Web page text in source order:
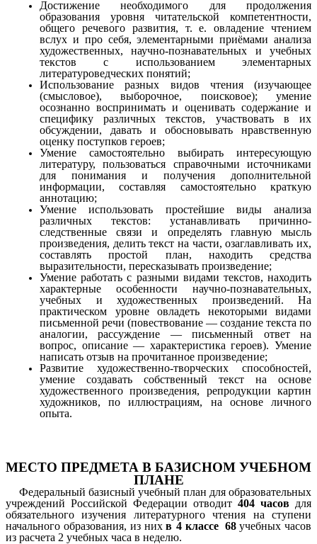
Достижение необходимого для продолжения
образования уровня читательской компетентности,
общего речевого развития, т. е. овладение чтением
вслух и про себя, элементарными приёмами анализа
художественных, научно-познавательных и учебных
текстов с использованием элементарных
литературоведческих понятий;
Использование разных видов чтения (изучающее
(смысловое), выборочное, поисковое); умение
осознанно воспринимать и оценивать содержание и
специфику различных текстов, участвовать в их
обсуждении, давать и обосновывать нравственную
оценку поступков героев;
Умение самостоятельно выбирать интересующую
литературу, пользоваться справочными источниками
для понимания и получения дополнительной
информации, составляя самостоятельно краткую
аннотацию;
Умение использовать простейшие виды анализа
различных текстов: устанавливать причинно-
следственные связи и определять главную мысль
произведения, делить текст на части, озаглавливать их,
составлять простой план, находить средства
выразительности, пересказывать произведение;
Умение работать с разными видами текстов, находить
характерные особенности научно-познавательных,
учебных и художественных произведений. На
практическом уровне овладеть некоторыми видами
письменной речи (повествование — создание текста по
аналогии, рассуждение — письменный ответ на
вопрос, описание — характеристика героев). Умение
написать отзыв на прочитанное произведение;
Развитие художественно-творческих способностей,
умение создавать собственный текст на основе
художественного произведения, репродукции картин
художников, по иллюстрациям, на основе личного
опыта.
МЕСТО ПРЕДМЕТА В БАЗИСНОМ УЧЕБНОМ
ПЛАНЕ
Федеральный базисный учебный план для образовательных
учреждений Российской Федерации отводит 404 часовдля
обязательного изучения литературного чтения на ступени
начального образования, из них в 4 классе 68 учебных часов
из расчета 2 учебных часа в неделю.